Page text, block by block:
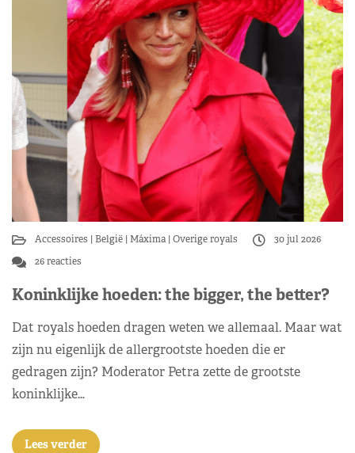
Accessoires België Máxima Overige royals
30 jul 2026
26 reacties
Koninklijke hoeden: the bigger, the better?
Dat royals hoeden dragen weten we allemaal. Maar wat
zijn nu eigenlijk de allergrootste hoeden die er
gedragen zijn? Moderator Petra zette de grootste
koninklijke…
Lees verder